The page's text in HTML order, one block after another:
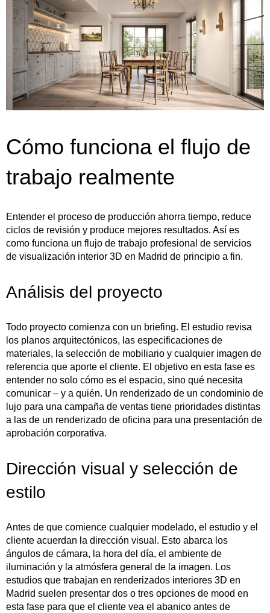
Cómo funciona el flujo de
trabajo realmente
Entender el proceso de producción ahorra tiempo, reduce
ciclos de revisión y produce mejores resultados. Así es
como funciona un flujo de trabajo profesional de servicios
de visualización interior 3D en Madrid de principio a fin.
Análisis del proyecto
Todo proyecto comienza con un briefing. El estudio revisa
los planos arquitectónicos, las especificaciones de
materiales, la selección de mobiliario y cualquier imagen de
referencia que aporte el cliente. El objetivo en esta fase es
entender no solo cómo es el espacio, sino qué necesita
comunicar – y a quién. Un renderizado de un condominio de
lujo para una campaña de ventas tiene prioridades distintas
a las de un renderizado de oficina para una presentación de
aprobación corporativa.
Dirección visual y selección de
estilo
Antes de que comience cualquier modelado, el estudio y el
cliente acuerdan la dirección visual. Esto abarca los
ángulos de cámara, la hora del día, el ambiente de
iluminación y la atmósfera general de la imagen. Los
estudios que trabajan en renderizados interiores 3D en
Madrid suelen presentar dos o tres opciones de mood en
esta fase para que el cliente vea el abanico antes de